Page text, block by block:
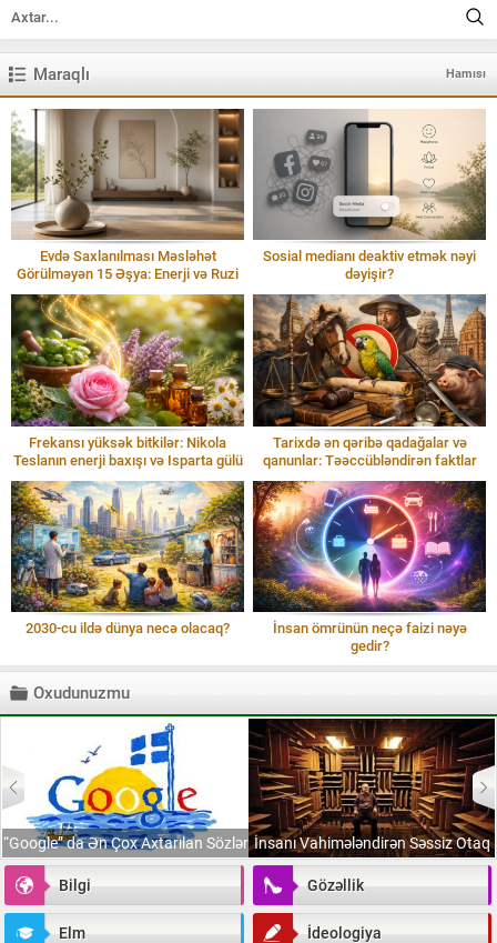
Maraqlı Hamısı
Evdə Saxlanılması Məsləhət
Görülməyən 15 Əşya: Enerji və Ruzi
Sosial medianı deaktiv etmək nəyi
dəyişir?
Frekansı yüksək bitkilər: Nikola
Teslanın enerji baxışı və Isparta gülü
Tarixdə ən qəribə qadağalar və
qanunlar: Təəccübləndirən faktlar
2030-cu ildə dünya necə olacaq?
İnsan ömrünün neçə faizi nəyə
gedir?
Oxudunuzmu
“Google” da Ən Çox Axtarılan Sözlər İnsanı Vahimələndirən Səssiz Otaq
Bilgi Gözəllik
Elm İdeologiya